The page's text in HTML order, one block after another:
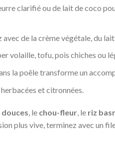
clarifié ou de lait de coco
de la crème végétale, du
volaille, tofu, pois chiches ou
la poêle transforme un
et citronnées.
, le chou-fleur, le riz
plus vive, terminez avec un